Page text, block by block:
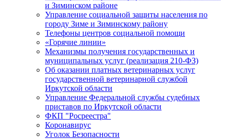
и Зиминском районе
Управление социальной защиты населения по
городу Зиме и Зиминскому району
Телефоны центров социальной помощи
«Горячие линии»
Механизмы получения государственных и
муниципальных услуг (реализация 210-ФЗ)
Об оказании платных ветеринарных услуг
государственной ветеринарной службой
Иркутской области
Управление Федеральной службы судебных
приставов по Иркутской области
ФКП "Росреестра"
Коронавирус
Уголок Безопасности